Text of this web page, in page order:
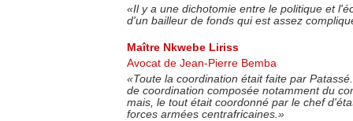
«Il y a une dichotomie entre le politique et
d'un bailleur de fonds qui est assez
Maître Nkwebe Liriss
Avocat de Jean-Pierre Bemba
«Toute la coordination était faite par
de coordination composée notamment du
mais, le tout était coordonné par le chef
forces armées centrafricaines.»